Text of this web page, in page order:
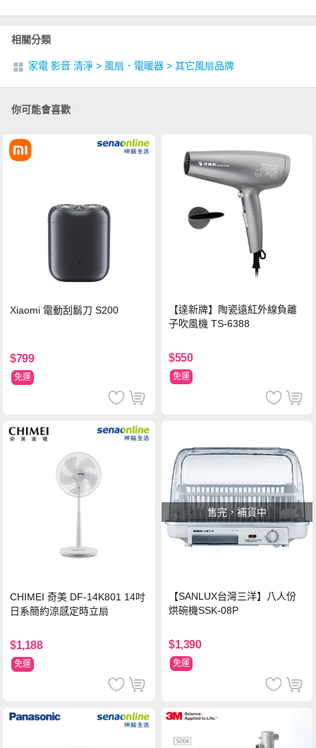
相關分類
家電 影音 清淨 > 風扇．電暖器 > 其它風扇品牌
你可能會喜歡
Xiaomi 電動刮鬍刀 S200
$799
免運
【達新牌】陶瓷遠紅外線負離
子吹風機 TS-6388
$550
免運
CHIMEI 奇美 DF-14K801 14吋
日系簡約涼感定時立扇
$1,188
免運
售完，補貨中
【SANLUX台灣三洋】八人份
烘碗機SSK-08P
$1,390
免運